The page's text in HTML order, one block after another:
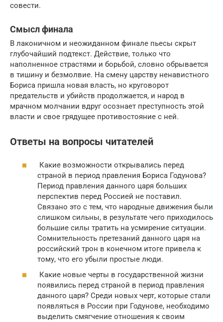
совести.
Смысл финала
В лаконичном и неожиданном финале пьесы скрыт
глубочайший подтекст. Действие, только что
наполненное страстями и борьбой, словно обрывается
в тишину и безмолвие. На смену царству ненавистного
Бориса пришла новая власть, но круговорот
предательств и убийств продолжается, и народ в
мрачном молчании вдруг осознает преступность этой
власти и свое грядущее противостояние с ней.
Ответы на вопросы читателей
Какие возможности открывались перед
страной в период правления Бориса Годунова?
Период правления данного царя больших
перспектив перед Россией не поставил.
Связано это с тем, что народные движения были
слишком сильны, в результате чего приходилось
большие силы тратить на усмирение ситуации.
Сомнительность претезаний данного царя на
российский трон в конечном итоге привела к
тому, что его убыли простые люди.
Какие новые черты в государственной жизни
появились перед страной в период правления
данного царя? Среди новых черт, которые стали
появляться в России при Годунове, необходимо
выделить смягчение отношения к своим